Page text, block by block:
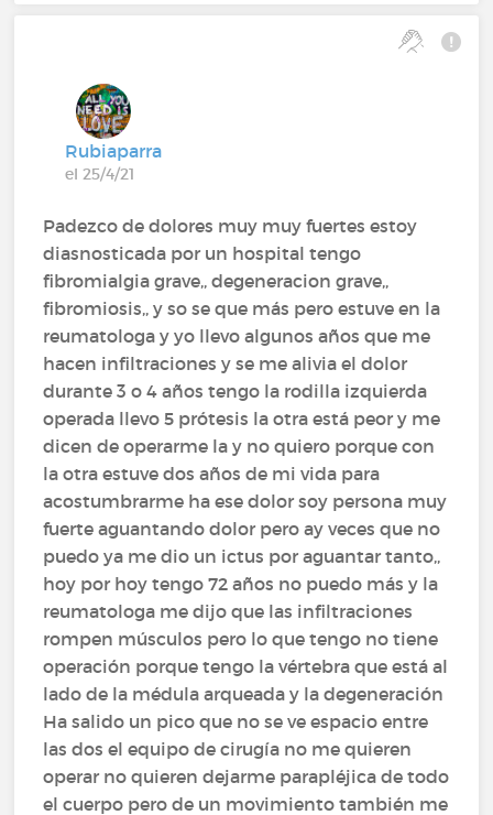
Rubiaparra
el 25/4/21
Padezco de dolores muy muy fuertes estoy
diasnosticada por un hospital tengo
fibromialgia grave,, degeneracion grave,,
fibromiosis,, y so se que más pero estuve en la
reumatologa y yo llevo algunos años que me
hacen infiltraciones y se me alivia el dolor
durante 3 o 4 años tengo la rodilla izquierda
operada llevo 5 prótesis la otra está peor y me
dicen de operarme la y no quiero porque con
la otra estuve dos años de mi vida para
acostumbrarme ha ese dolor soy persona muy
fuerte aguantando dolor pero ay veces que no
puedo ya me dio un ictus por aguantar tanto,,
hoy por hoy tengo 72 años no puedo más y la
reumatologa me dijo que las infiltraciones
rompen músculos pero lo que tengo no tiene
operación porque tengo la vértebra que está al
lado de la médula arqueada y la degeneración
Ha salido un pico que no se ve espacio entre
las dos el equipo de cirugía no me quieren
operar no quieren dejarme parapléjica de todo
el cuerpo pero de un movimiento también me